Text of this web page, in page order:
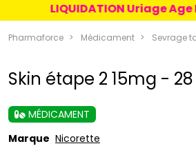
un produit
une marque
LIQUIDATION Uriage Age
Pharmaforce Médicament Sevrage
Skin étape 2 15mg -
MÉDICAMENT
Marque Nicorette